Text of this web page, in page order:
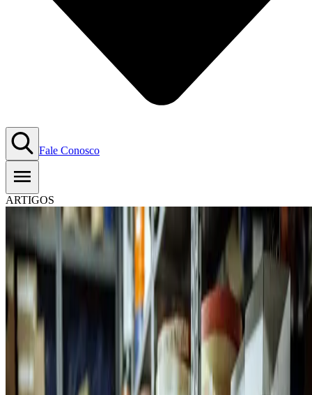
Fale Conosco
ARTIGOS
Checklist para a gestão do
estoque: 7 passos para fazer na
prática!
25.09.2023 Tempo estimado de leitura:6min
Copiar Link
WhatsApp